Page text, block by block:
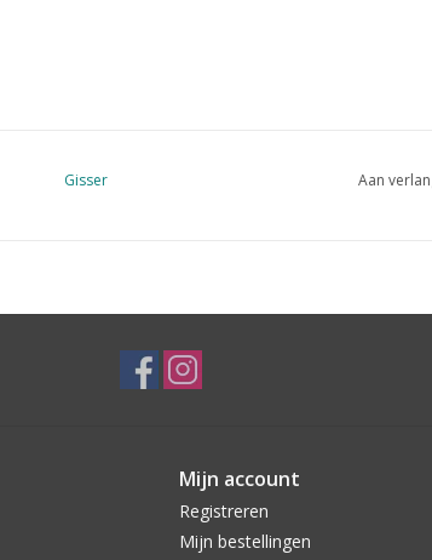
Gisser Aan
Mijn account
Registreren
Mijn bestellingen